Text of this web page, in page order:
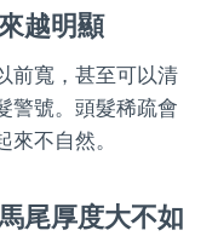
越明顯
前寬，甚至可以清
警號。頭髮稀疏會
不自然。
尾厚度大不如